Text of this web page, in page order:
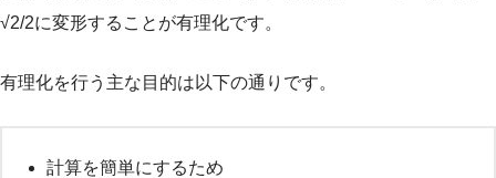
√2/2に変形することが有理化です。
有理化を行う主な目的は以下の通りです。
計算を簡単にするため